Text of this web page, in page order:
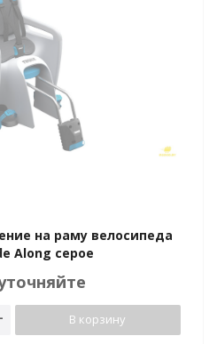
на раму велосипеда
Along серое
В корзину